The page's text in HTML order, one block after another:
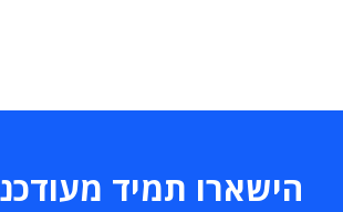
הישארו תמיד